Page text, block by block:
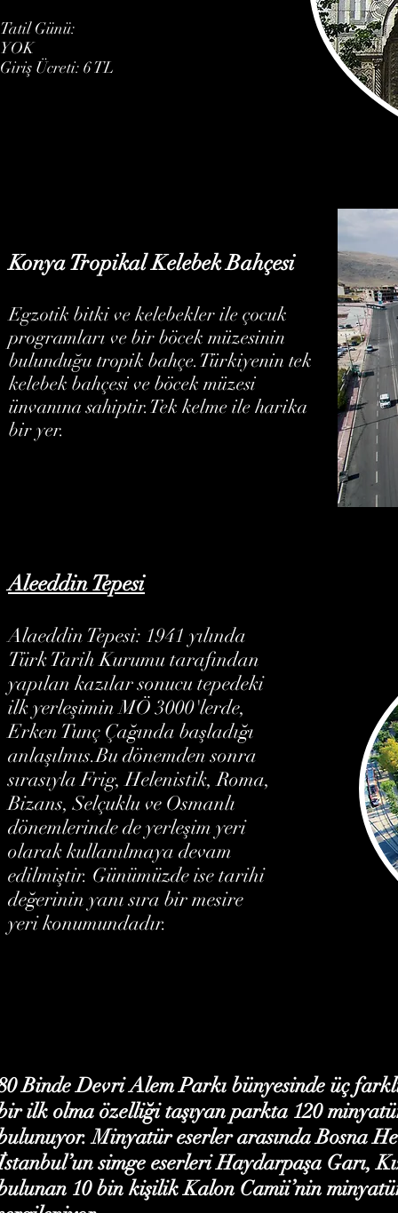
Tatil Günü:
YOK
Giriş Ücreti: 6 TL
Konya Tropikal Kelebek Bahçesi
Egzotik bitki ve kelebekler ile çocuk
programları ve bir böcek müzesinin
bulunduğu tropik bahçe.Türkiyenin tek
kelebek bahçesi ve böcek müzesi
ünvanına sahiptir.Tek kelme ile harika
bir yer.
Aleeddin Tepesi
Alaeddin Tepesi: 1941 yılında
Türk Tarih Kurumu tarafından
yapılan kazılar sonucu tepedeki
ilk yerleşimin MÖ 3000'lerde,
Erken Tunç Çağında başladığı
anlaşılmıs.Bu dönemden sonra
sırasıyla Frig, Helenistik, Roma,
Bizans, Selçuklu ve Osmanlı
dönemlerinde de yerleşim yeri
olarak kullanılmaya devam
edilmiştir. Günümüzde ise tarihi
değerinin yanı sıra bir mesire
yeri konumundadır.
Binde Devri Alem Parkı bünyesinde üç
ilk olma özelliği taşıyan parkta 120
Minyatür eserler arasında Bosna
simge eserleri Haydarpaşa Garı,
10 bin kişilik Kalon Camii’nin